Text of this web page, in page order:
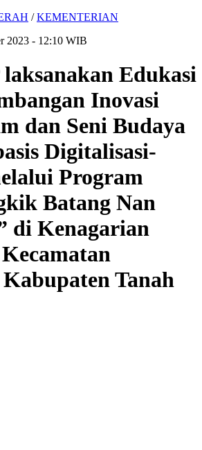
/KEMENTERIAN
2023 - 12:10 WIB
Edukasi
Inovasi
dan Seni Budaya
Digitalisasi-
Program
Batang Nan
di Kenagarian
Tanah